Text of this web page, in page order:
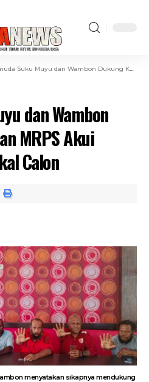
Suku Muyu dan Wambon Dukung Keputusan MRPS Akui Status OAP 4 Bakal Calon
dan Wambon
MRPS Akui
Calon
menyatakan sikapnya mendukung